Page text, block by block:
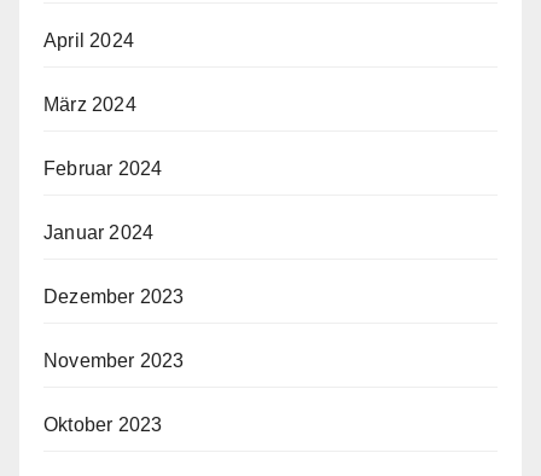
April 2024
März 2024
Februar 2024
Januar 2024
Dezember 2023
November 2023
Oktober 2023